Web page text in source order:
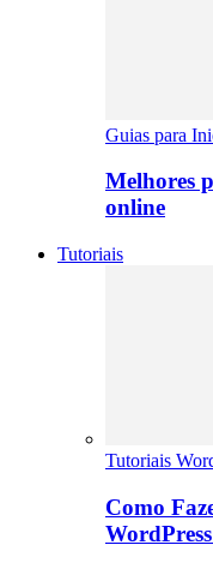
Guias para
Melhores
online
Tutoriais
Tutoriais
Como